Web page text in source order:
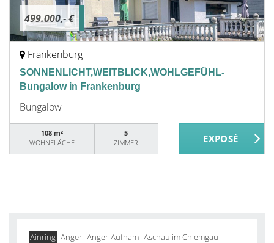
499.000,- €
Frankenburg
SONNENLICHT,WEITBLICK,WOHLGEFÜHL-
Bungalow in Frankenburg
Bungalow
108 m²
WOHNFLÄCHE
5
ZIMMER
Ainring Anger Anger-Aufham Aschau im Chiemgau